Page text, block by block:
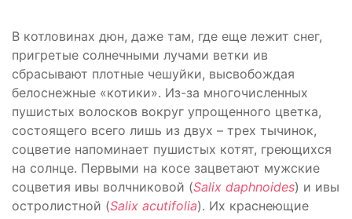
В котловинах дюн, даже там, где еще лежит снег,
пригретые солнечными лучами ветки ив
сбрасывают плотные чешуйки, высвобождая
белоснежные «котики». Из-за многочисленных
пушистых волосков вокруг упрощенного цветка,
состоящего всего лишь из двух – трех тычинок,
соцветие напоминает пушистых котят, греющихся
на солнце. Первыми на косе зацветают мужские
соцветия ивы волчниковой (Salix daphnoides) и ивы
остролистной (Salix acutifolia). Их краснеющие